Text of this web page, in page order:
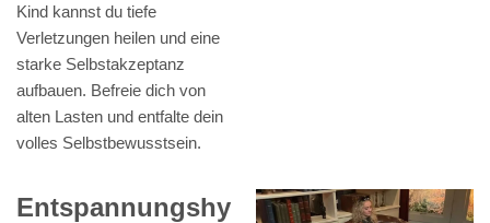
Kind kannst du tiefe
Verletzungen heilen und eine
starke Selbstakzeptanz
aufbauen. Befreie dich von
alten Lasten und entfalte dein
volles Selbstbewusstsein.
Entspannungshy